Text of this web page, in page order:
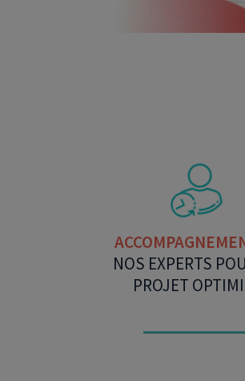
NOS EXPERTS
PROJET